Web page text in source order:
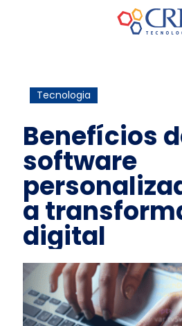
Tecnologia
Benefícios
software
a
digital